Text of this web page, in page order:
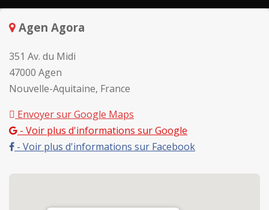
Agen Agora
351 Av. du Midi
47000 Agen
Nouvelle-Aquitaine, France
Envoyer sur Google Maps
- Voir plus d'informations sur Google
- Voir plus d'informations sur Facebook